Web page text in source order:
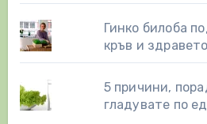
Гинко билоба
кръв и
5 причини,
гладувате по